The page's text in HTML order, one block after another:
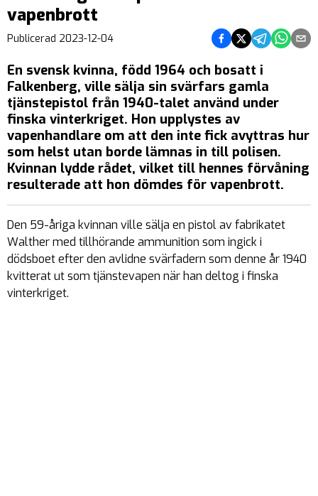
vapenbrott
Publicerad 2023-12-04 Dela på Facebook
Dela på Twitter
Dela påDela på
Dela
En svensk kvinna, född 1964 och bosatt i
Falkenberg, ville sälja sin svärfars gamla
tjänstepistol från 1940-talet använd under
finska vinterkriget. Hon upplystes av
vapenhandlare om att den inte fick avyttras hur
som helst utan borde lämnas in till polisen.
Kvinnan lydde rådet, vilket till hennes förvåning
resulterade att hon dömdes för vapenbrott.
Den 59-åriga kvinnan ville sälja en pistol av fabrikatet
Walther med tillhörande ammunition som ingick i
dödsboet efter den avlidne svärfadern som denne år 1940
kvitterat ut som tjänstevapen när han deltog i finska
vinterkriget.